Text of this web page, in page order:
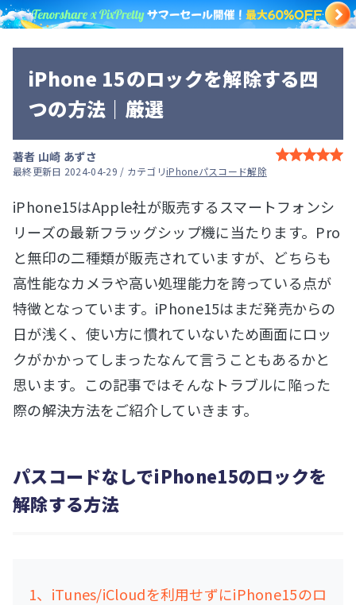
iPhone 15のロックを解除する四
つの方法｜厳選
著者 山崎 あずさ
最終更新日 2024-04-29 / カテゴリiPhoneパスコード解除
iPhone15はApple社が販売するスマートフォンシ
リーズの最新フラッグシップ機に当たります。Pro
と無印の二種類が販売されていますが、どちらも
高性能なカメラや高い処理能力を誇っている点が
特徴となっています。iPhone15はまだ発売からの
日が浅く、使い方に慣れていないため画面にロッ
クがかかってしまったなんて言うこともあるかと
思います。この記事ではそんなトラブルに陥った
際の解決方法をご紹介していきます。
パスコードなしでiPhone15のロックを
解除する方法
1、iTunes/iCloudを利用せずにiPhone15のロ